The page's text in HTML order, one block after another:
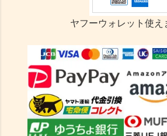
ヤフーウォレット使え